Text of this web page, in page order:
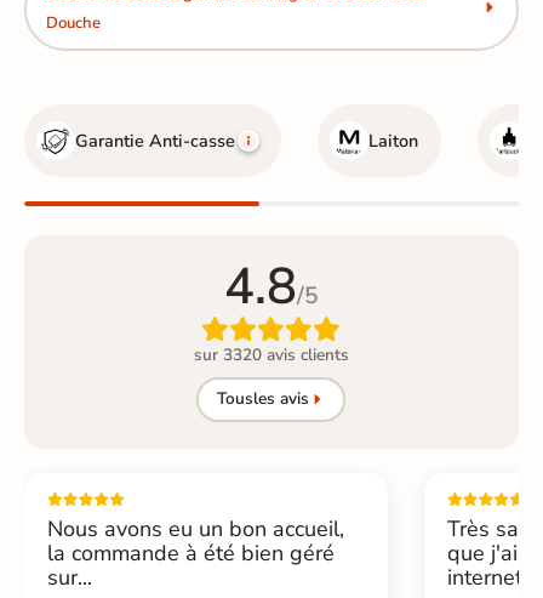
Douche
Garantie Anti-casse Laiton
4.8/5

sur 3320 avis clients
Tousles avis
Nous avons eu un bon accueil,
la commande à été bien géré
sur...
Très
que j'ai
internet....